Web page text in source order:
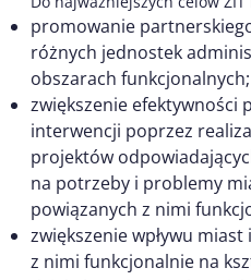
promowanie
różnych jednostek
obszarach funkcjonalnych;
zwiększenie efektywności
interwencji poprzez
projektów
na potrzeby i problemy
powiązanych z nimi
zwiększenie wpływu
z nimi funkcjonalnie na